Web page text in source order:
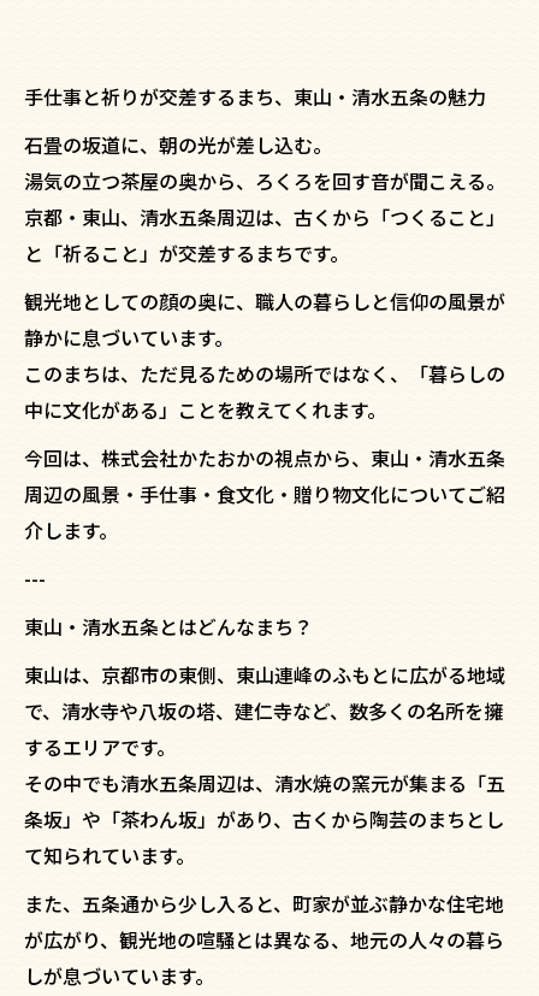
手仕事と祈りが交差するまち、東山・清水五条の魅力
石畳の坂道に、朝の光が差し込む。
湯気の立つ茶屋の奥から、ろくろを回す音が聞こえる。
京都・東山、清水五条周辺は、古くから「つくること」
と「祈ること」が交差するまちです。
観光地としての顔の奥に、職人の暮らしと信仰の風景が
静かに息づいています。
このまちは、ただ見るための場所ではなく、「暮らしの
中に文化がある」ことを教えてくれます。
今回は、株式会社かたおかの視点から、東山・清水五条
周辺の風景・手仕事・食文化・贈り物文化についてご紹
介します。
---
東山・清水五条とはどんなまち？
東山は、京都市の東側、東山連峰のふもとに広がる地域
で、清水寺や八坂の塔、建仁寺など、数多くの名所を擁
するエリアです。
その中でも清水五条周辺は、清水焼の窯元が集まる「五
条坂」や「茶わん坂」があり、古くから陶芸のまちとし
て知られています。
また、五条通から少し入ると、町家が並ぶ静かな住宅地
が広がり、観光地の喧騒とは異なる、地元の人々の暮ら
しが息づいています。